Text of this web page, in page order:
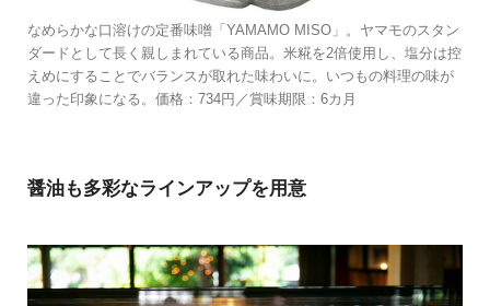
なめらかな口溶けの定番味噌「YAMAMO MISO」。ヤマモのスタン
ダードとして長く親しまれている商品。米糀を2倍使用し、塩分は控
えめにすることでバランスが取れた味わいに。いつもの料理の味が
違った印象になる。価格：734円／賞味期限：6カ月
醤油も多彩なラインアップを用意